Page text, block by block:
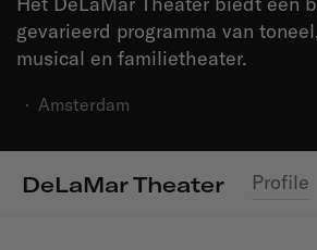
gevarieerd programma van
musical en familietheater.
· Amsterdam
DeLaMar Theater Profile